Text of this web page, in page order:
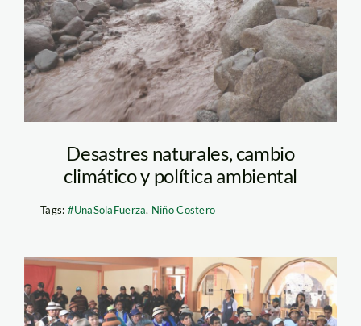
Desastres naturales, cambio
climático y política ambiental
Tags: #UnaSolaFuerza, Niño Costero
participación-